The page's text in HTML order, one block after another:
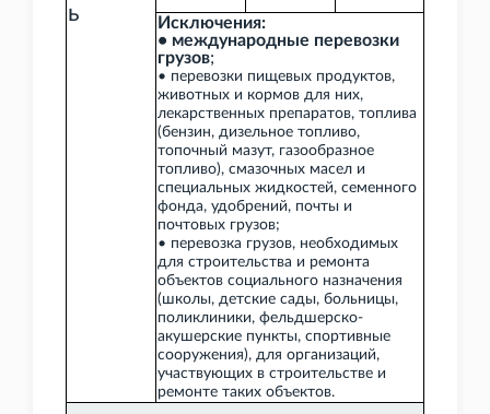
ь
Исключения:
• международные перевозки
грузов;
• перевозки пищевых продуктов,
животных и кормов для них,
лекарственных препаратов, топлива
(бензин, дизельное топливо,
топочный мазут, газообразное
топливо), смазочных масел и
специальных жидкостей, семенного
фонда, удобрений, почты и
почтовых грузов;
• перевозка грузов, необходимых
для строительства и ремонта
объектов социального назначения
(школы, детские сады, больницы,
поликлиники, фельдшерско-
акушерские пункты, спортивные
сооружения), для организаций,
участвующих в строительстве и
ремонте таких объектов.